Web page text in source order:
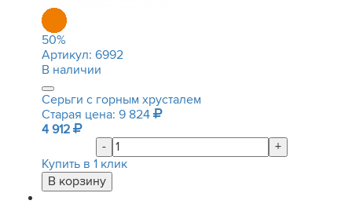
50%
Артикул: 6992
В наличии
Серьги с горным хрусталем
Старая цена: 9 824
4 912
-
+
Купить в 1 клик